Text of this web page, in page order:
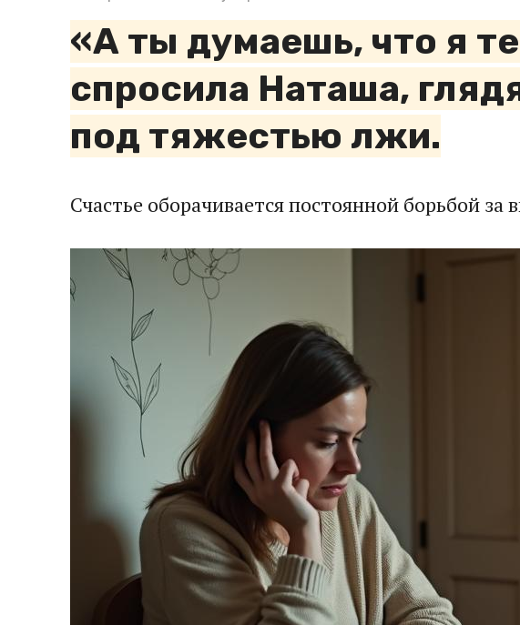
«А ты думаешь, что я
спросила Наташа,
под тяжестью лжи.
Счастье оборачивается постоянной борьбой за